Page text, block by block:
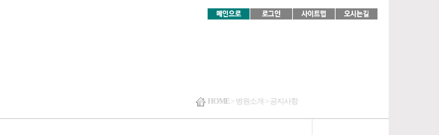
HOME> 병원소개 > 공지사항